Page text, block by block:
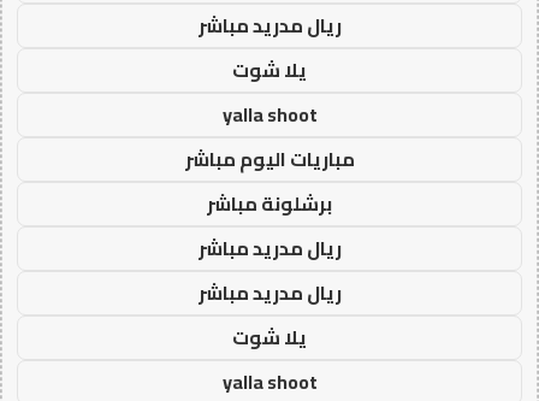
ريال مدريد مباشر
يلا شوت
yalla shoot
مباريات اليوم مباشر
برشلونة مباشر
ريال مدريد مباشر
ريال مدريد مباشر
يلا شوت
yalla shoot